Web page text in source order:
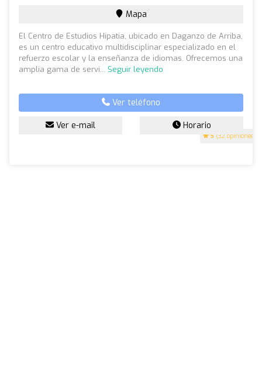
5 (32 opiniones)
Mapa
El Centro de Estudios Hipatia, ubicado en Daganzo de Arriba,
es un centro educativo multidisciplinar especializado en el
refuerzo escolar y la enseñanza de idiomas. Ofrecemos una
amplia gama de servi... Seguir leyendo
Ver teléfono
Ver e-mail Horario